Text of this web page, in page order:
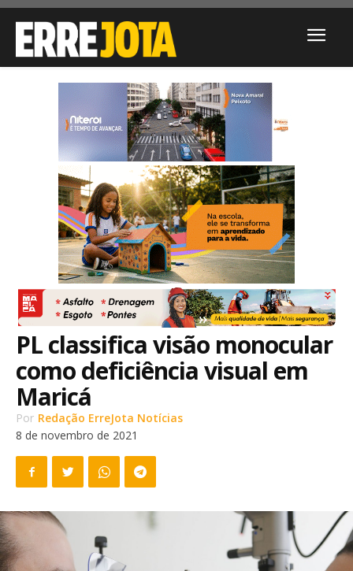
PL classifica visão monocular
como deficiência visual em
Maricá
Por Redação ErreJota Notícias
8 de novembro de 2021